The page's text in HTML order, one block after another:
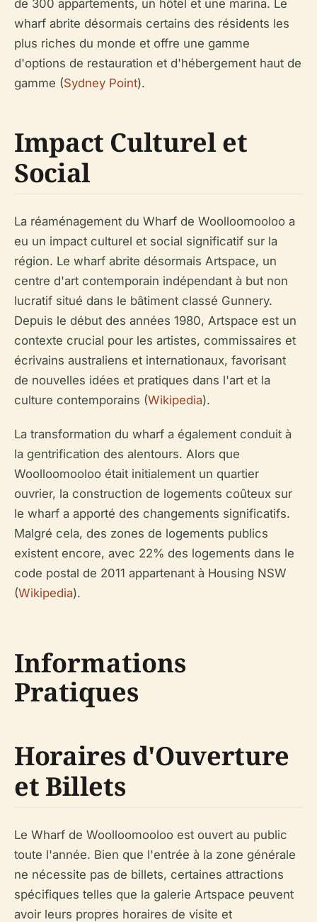
de 300 appartements, un hôtel et une marina. Le
wharf abrite désormais certains des résidents les
plus riches du monde et offre une gamme
d'options de restauration et d'hébergement haut de
gamme (Sydney Point).
Impact Culturel et
Social
La réaménagement du Wharf de Woolloomooloo a
eu un impact culturel et social significatif sur la
région. Le wharf abrite désormais Artspace, un
centre d'art contemporain indépendant à but non
lucratif situé dans le bâtiment classé Gunnery.
Depuis le début des années 1980, Artspace est un
contexte crucial pour les artistes, commissaires et
écrivains australiens et internationaux, favorisant
de nouvelles idées et pratiques dans l'art et la
culture contemporains (Wikipedia).
La transformation du wharf a également conduit à
la gentrification des alentours. Alors que
Woolloomooloo était initialement un quartier
ouvrier, la construction de logements coûteux sur
le wharf a apporté des changements significatifs.
Malgré cela, des zones de logements publics
existent encore, avec 22% des logements dans le
code postal de 2011 appartenant à Housing NSW
(Wikipedia).
Informations
Pratiques
Horaires d'Ouverture
et Billets
Le Wharf de Woolloomooloo est ouvert au public
toute l'année. Bien que l'entrée à la zone générale
ne nécessite pas de billets, certaines attractions
spécifiques telles que la galerie Artspace peuvent
avoir leurs propres horaires de visite et